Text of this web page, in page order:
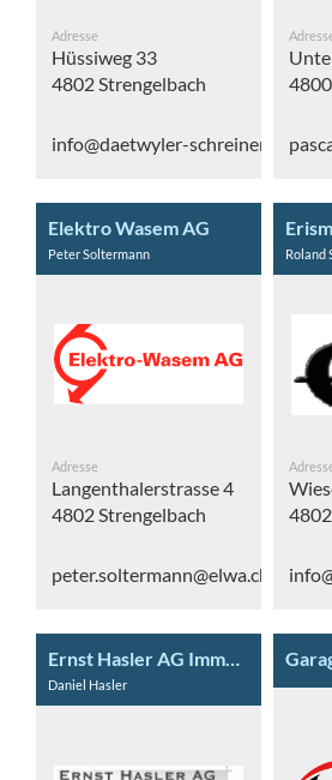
Adresse
Hüssiweg 33
4802 Strengelbach
info@daetwyler-schreinerei.ch
Elektro Wasem AG
Peter Soltermann
Adresse
Langenthalerstrasse 4
4802 Strengelbach
peter.soltermann@elwa.ch
Roland
Daniel Hasler